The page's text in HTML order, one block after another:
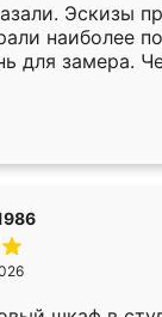
Эскизы
наиболее
для замера.
уже готова.
Спасибо
работу!